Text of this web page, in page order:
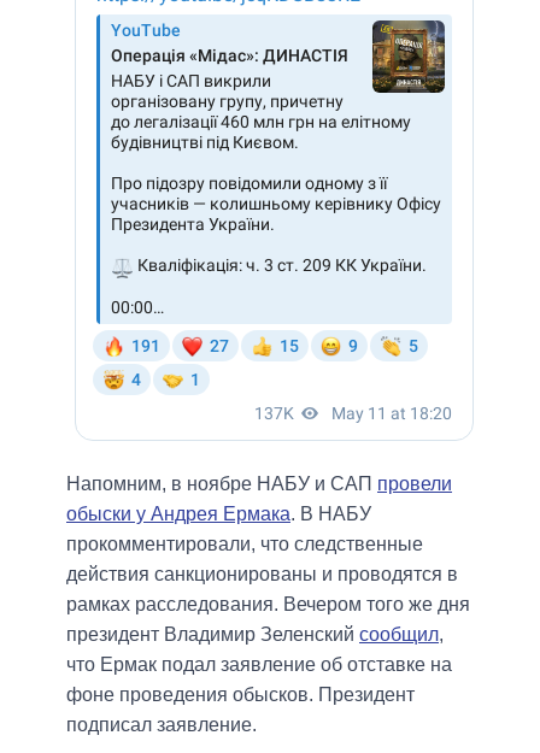
Напомним, в ноябре НАБУ и САП провели
обыски у Андрея Ермака. В НАБУ
прокомментировали, что следственные
действия санкционированы и проводятся в
рамках расследования. Вечером того же дня
президент Владимир Зеленский сообщил,
что Ермак подал заявление об отставке на
фоне проведения обысков. Президент
подписал заявление.